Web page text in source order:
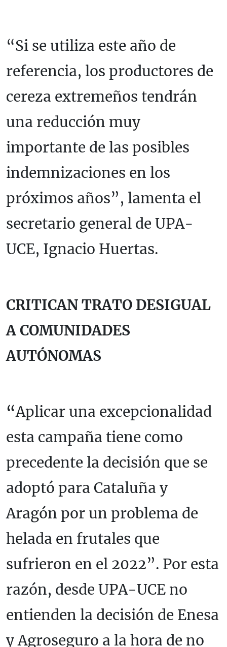
“Si se utiliza este año de
referencia, los productores de
cereza extremeños tendrán
una reducción muy
importante de las posibles
indemnizaciones en los
próximos años”, lamenta el
secretario general de UPA-
UCE, Ignacio Huertas.
CRITICAN TRATO DESIGUAL
A COMUNIDADES
AUTÓNOMAS
“Aplicar una excepcionalidad
esta campaña tiene como
precedente la decisión que se
adoptó para Cataluña y
Aragón por un problema de
helada en frutales que
sufrieron en el 2022”. Por esta
razón, desde UPA-UCE no
entienden la decisión de Enesa
y Agroseguro a la hora de no